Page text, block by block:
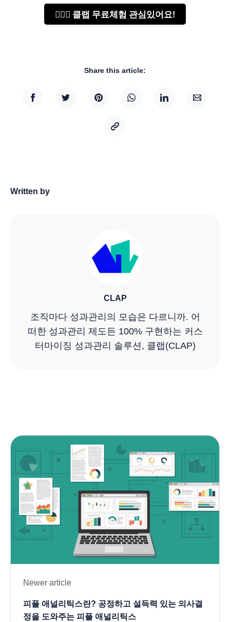
🙋🏻‍♂️ 클랩 무료체험 관심있어요!
Share this article:
Written by
CLAP
조직마다 성과관리의 모습은 다르니까. 어
떠한 성과관리 제도든 100% 구현하는 커스
터마이징 성과관리 솔루션, 클랩(CLAP)
Newer article
피플 애널리틱스란? 공정하고 설득력 있는 의사결
정을 도와주는 피플 애널리틱스